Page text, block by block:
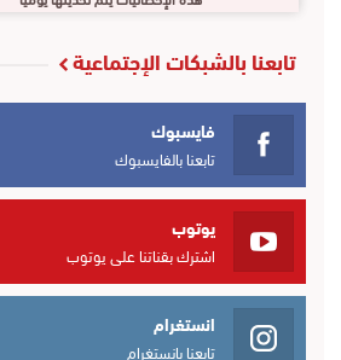
تابعنا بالشبكات الإجتماعية
فايسبوك
تابعنا بالفايسبوك
يوتوب
اشترك بقناتنا على يوتوب
انستغرام
تابعنا بانستغرام